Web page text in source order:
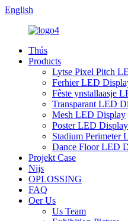
English
Thús
Products
Lytse Pixel Pitch
Ferhier LED
Fêste ynstallaasje
Transparant LED
Mesh LED Display
Poster LED Display
Stadium Perimeter
Dance Floor LED
Projekt Case
Nijs
OPLOSSING
FAQ
Oer Us
Us Team